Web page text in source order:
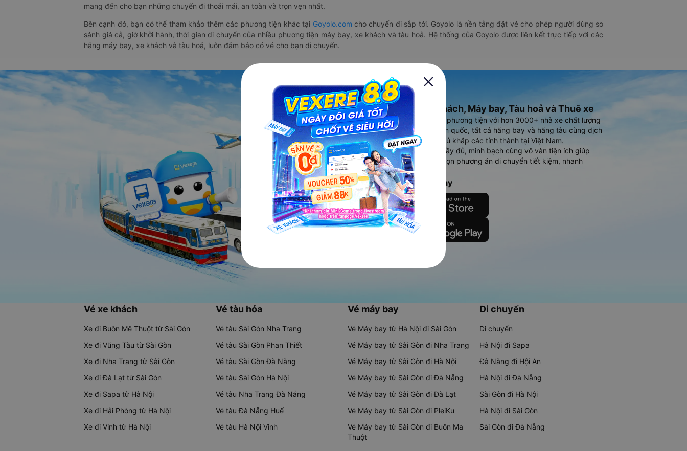
mang đến cho bạn những chuyến đi thoải mái, an toàn và trọn vẹn nhất.
Bên cạnh đó, bạn có thể tham khảo thêm các phương tiện khác tại Goyolo.com cho chuyến đi sắp tới. Goyolo là nền tảng đặt vé cho phép người dùng so
sánh giá cả, giờ khởi hành, thời gian di chuyển của nhiều phương tiện máy bay, xe khách và tàu hoả. Hệ thống của Goyolo được liên kết trực tiếp với các
hãng máy bay, xe khách và tàu hoả, luôn đảm bảo có vé cho bạn di chuyển.
Ứng dụng đặt vé Xe khách, Máy bay, Tàu hoả và Thuê xe
Vexere - ứng dụng đặt vé đa phương tiện với hơn 3000+ nhà xe chất lượng
cao, 5000+ tuyến đường toàn quốc, tất cả hãng bay và hãng tàu cùng dịch
vụ thuê xe máy, xe du lịch phủ khắp các tỉnh thành tại Việt Nam.
Ứng dụng hiển thị thông tin đầy đủ, minh bạch cùng vô vàn tiện ích giúp
người dùng so sánh và lựa chọn phương án di chuyển tiết kiệm, nhanh
chóng và phù hợp nhất.
Tải ứng dụng Vexere ngay
Vé xe khách
Xe đi Buôn Mê Thuột từ Sài Gòn
Xe đi Vũng Tàu từ Sài Gòn
Xe đi Nha Trang từ Sài Gòn
Xe đi Đà Lạt từ Sài Gòn
Xe đi Sapa từ Hà Nội
Xe đi Hải Phòng từ Hà Nội
Xe đi Vinh từ Hà Nội
Vé tàu hỏa
Vé tàu Sài Gòn Nha Trang
Vé tàu Sài Gòn Phan Thiết
Vé tàu Sài Gòn Đà Nẵng
Vé tàu Sài Gòn Hà Nội
Vé tàu Nha Trang Đà Nẵng
Vé tàu Đà Nẵng Huế
Vé tàu Hà Nội Vinh
Vé máy bay
Vé Máy bay từ Hà Nội đi Sài Gòn
Vé Máy bay từ Sài Gòn đi Nha Trang
Vé Máy bay từ Sài Gòn đi Hà Nội
Vé Máy bay từ Sài Gòn đi Đà Nẵng
Vé Máy bay từ Sài Gòn đi Đà Lạt
Vé Máy bay từ Sài Gòn đi PleiKu
Vé Máy bay từ Sài Gòn đi Buôn Ma
Thuột
Di chuyển
Di chuyển
Hà Nội đi Sapa
Đà Nẵng đi Hội An
Hà Nội đi Đà Nẵng
Sài Gòn đi Hà Nội
Hà Nội đi Sài Gòn
Sài Gòn đi Đà Nẵng